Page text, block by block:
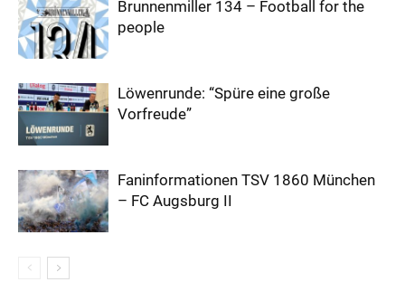
Brunnenmiller 134 – Football for the
people
Löwenrunde: “Spüre eine große
Vorfreude”
Faninformationen TSV 1860 München
– FC Augsburg II